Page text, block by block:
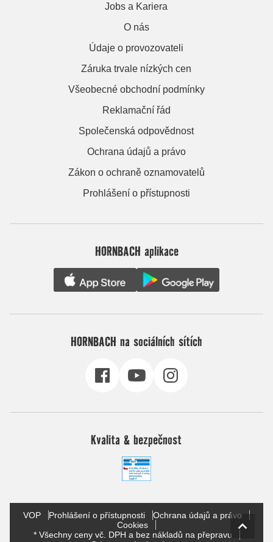
Jobs a Kariera
O nás
Údaje o provozovateli
Záruka trvale nízkých cen
Všeobecné obchodní podmínky
Reklamační řád
Společenská odpovědnost
Ochrana údajů a právo
Zákon o ochraně oznamovatelů
Prohlášení o přístupnosti
HORNBACH aplikace
HORNBACH na sociálních sítích
Kvalita & bezpečnost
VOP Prohlášení o přístupnosti
Ochrana údajů a právo
Cookies
* Všechny ceny vč. DPH a bez nákladů na přepravu